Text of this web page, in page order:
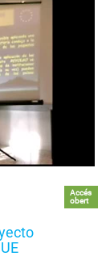
Accés
obert